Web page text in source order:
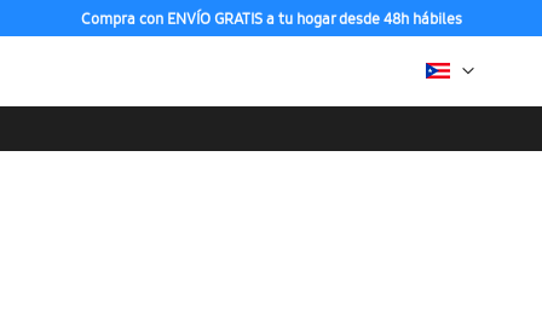
Compra con ENVÍO GRATIS a tu hogar desde 48h hábiles